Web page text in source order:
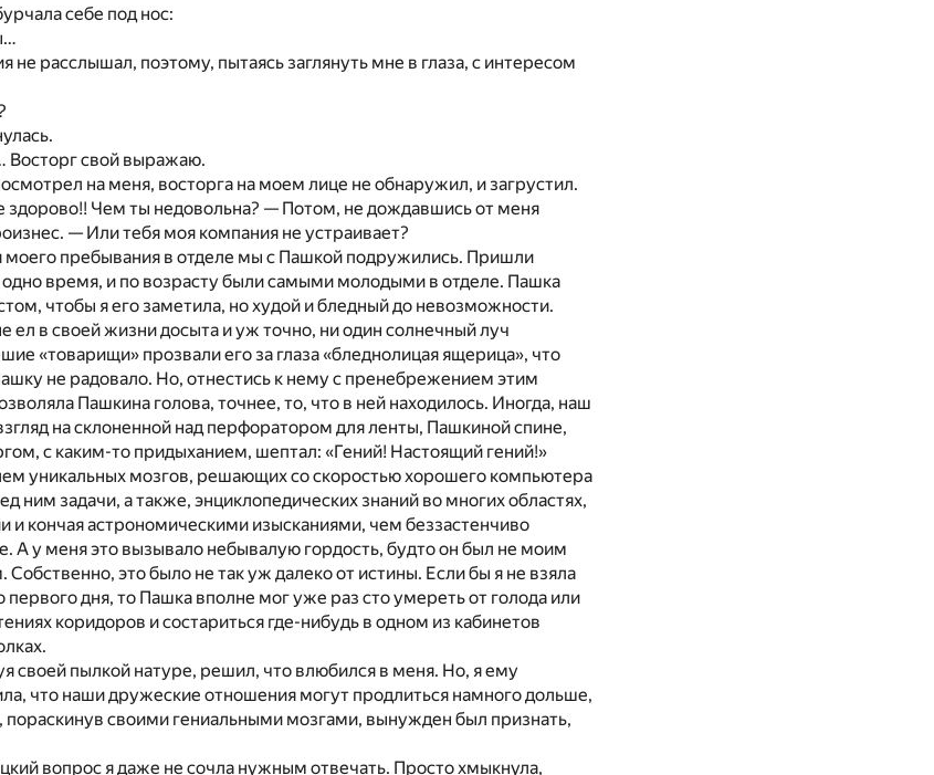
себе под нос:
не расслышал, поэтому, пытаясь заглянуть мне в глаза, с интересом
Восторг свой выражаю.
на меня, восторга на моем лице не обнаружил, и загрустил.
здорово!! Чем ты недовольна? — Потом, не дождавшись от меня
— Или тебя моя компания не устраивает?
моего пребывания в отделе мы с Пашкой подружились. Пришли
одно время, и по возрасту были самыми молодыми в отделе. Пашка
чтобы я его заметила, но худой и бледный до невозможности.
ел в своей жизни досыта и уж точно, ни один солнечный луч
«товарищи» прозвали его за глаза «бледнолицая ящерица», что
не радовало. Но, отнестись к нему с пренебрежением этим
Пашкина голова, точнее, то, что в ней находилось. Иногда, наш
на склоненной над перфоратором для ленты, Пашкиной спине,
с каким-то придыханием, шептал: «Гений! Настоящий гений!»
уникальных мозгов, решающих со скоростью хорошего компьютера
ним задачи, а также, энциклопедических знаний во многих областях,
и кончая астрономическими изысканиями, чем беззастенчиво
А у меня это вызывало небывалую гордость, будто он был не моим
это было не так уж далеко от истины. Если бы я не взяла
дня, то Пашка вполне мог уже раз сто умереть от голода или
коридоров и состариться где-нибудь в одном из кабинетов
своей пылкой натуре, решил, что влюбился в меня. Но, я ему
что наши дружеские отношения могут продлиться намного дольше,
своими гениальными мозгами, вынужден был признать,
вопрос я даже не сочла нужным отвечать. Просто хмыкнула,